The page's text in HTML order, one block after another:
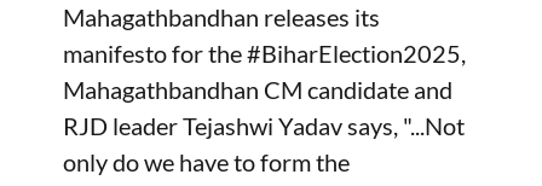
Mahagathbandhan releases its
manifesto for the#BiharElection2025
Mahagathbandhan CM candidate and
RJD leader Tejashwi Yadav says, "...Not
only do we have to form the